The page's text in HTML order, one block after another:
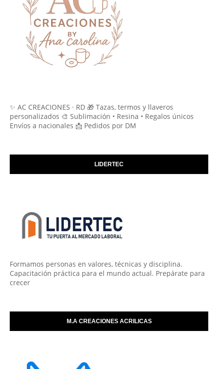
✨ AC CREACIONES · RD 🎁 Tazas, termos y llaveros
personalizados 🎨 Sublimación • Resina • Regalos únicos
Envíos a nacionales 📩 Pedidos por DM
LIDERTEC
Formamos personas en valores, técnicas y disciplina.
Capacitación práctica para el mundo actual. Prepárate para
crecer
M.A CREACIONES ACRILICAS